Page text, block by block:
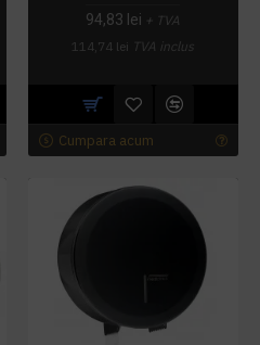
94,83 lei + TVA
114,74 lei TVA inclus
Cumpara acum